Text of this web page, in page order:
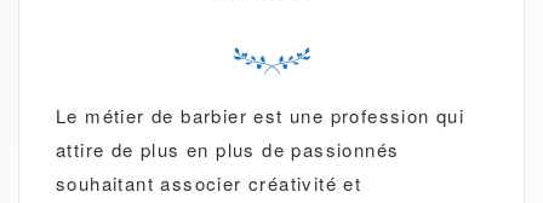
Le métier de barbier est une profession qui
attire de plus en plus de passionnés
souhaitant associer créativité et